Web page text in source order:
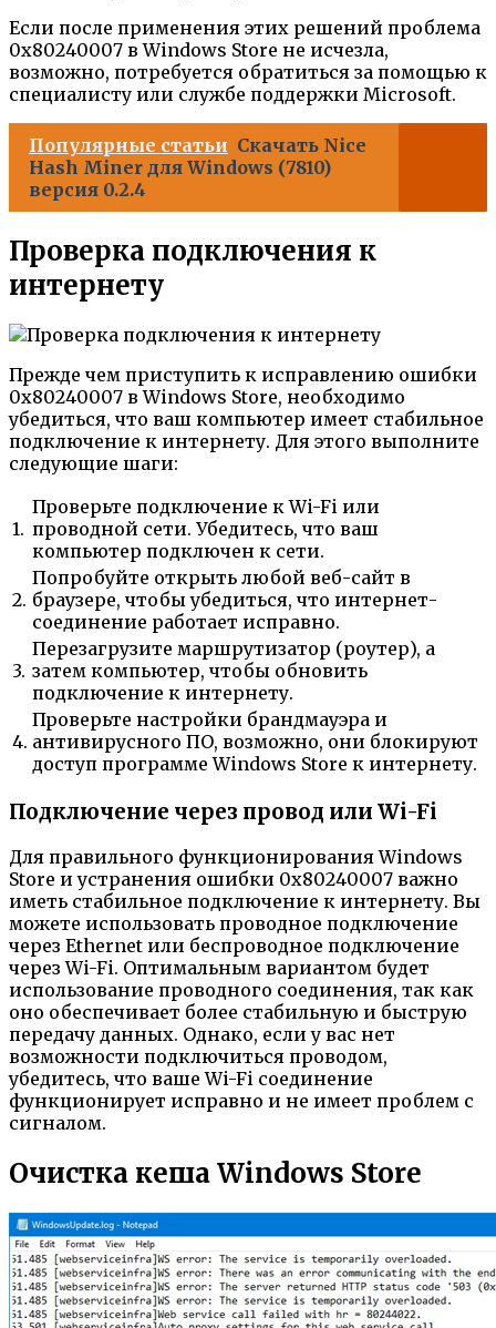
Если после применения этих решений проблема
0x80240007 в Windows Store не исчезла,
возможно, потребуется обратиться за помощью к
специалисту или службе поддержки Microsoft.
Популярные статьи Скачать Nice
Hash Miner для Windows (7810)
версия 0.2.4
Проверка подключения к
интернету
Прежде чем приступить к исправлению ошибки
0x80240007 в Windows Store, необходимо
убедиться, что ваш компьютер имеет стабильное
подключение к интернету. Для этого выполните
следующие шаги:
1.
Проверьте подключение к Wi-Fi или
проводной сети. Убедитесь, что ваш
компьютер подключен к сети.
2.
Попробуйте открыть любой веб-сайт в
браузере, чтобы убедиться, что интернет-
соединение работает исправно.
3.
Перезагрузите маршрутизатор (роутер), а
затем компьютер, чтобы обновить
подключение к интернету.
4.
Проверьте настройки брандмауэра и
антивирусного ПО, возможно, они блокируют
доступ программе Windows Store к интернету.
Подключение через провод или Wi-Fi
Для правильного функционирования Windows
Store и устранения ошибки 0x80240007 важно
иметь стабильное подключение к интернету. Вы
можете использовать проводное подключение
через Ethernet или беспроводное подключение
через Wi-Fi. Оптимальным вариантом будет
использование проводного соединения, так как
оно обеспечивает более стабильную и быструю
передачу данных. Однако, если у вас нет
возможности подключиться проводом,
убедитесь, что ваше Wi-Fi соединение
функционирует исправно и не имеет проблем с
сигналом.
Очистка кеша Windows Store